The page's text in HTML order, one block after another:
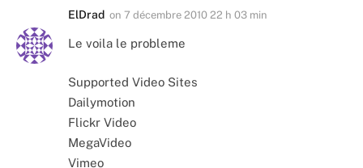
ElDrad on 7 décembre 2010 22 h 03 min
Le voila le probleme
Supported Video Sites
Dailymotion
Flickr Video
MegaVideo
Vimeo